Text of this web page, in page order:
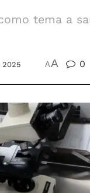
tema a
2025 AA 0